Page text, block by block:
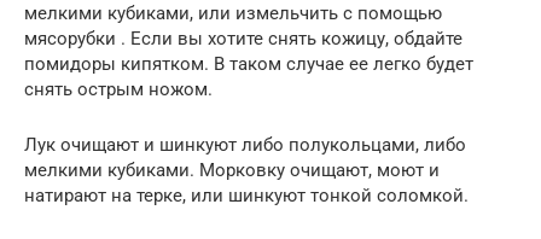
мелкими кубиками, или измельчить с помощью
мясорубки . Если вы хотите снять кожицу, обдайте
помидоры кипятком. В таком случае ее легко будет
снять острым ножом.
Лук очищают и шинкуют либо полукольцами, либо
мелкими кубиками. Морковку очищают, моют и
натирают на терке, или шинкуют тонкой соломкой.